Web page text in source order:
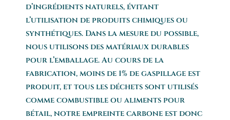
d’ingrédients naturels, évitant
l’utilisation de produits chimiques ou
synthétiques. Dans la mesure du possible,
nous utilisons des matériaux durables
pour l’emballage. Au cours de la
fabrication, moins de 1% de gaspillage est
produit, et tous les déchets sont utilisés
comme combustible ou aliments pour
bétail, notre empreinte carbone est donc